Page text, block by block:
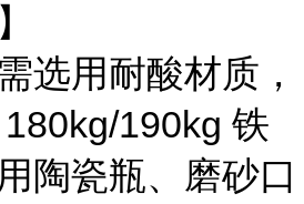
选用耐酸材质，
180kg/190kg 铁
陶瓷瓶、磨砂口